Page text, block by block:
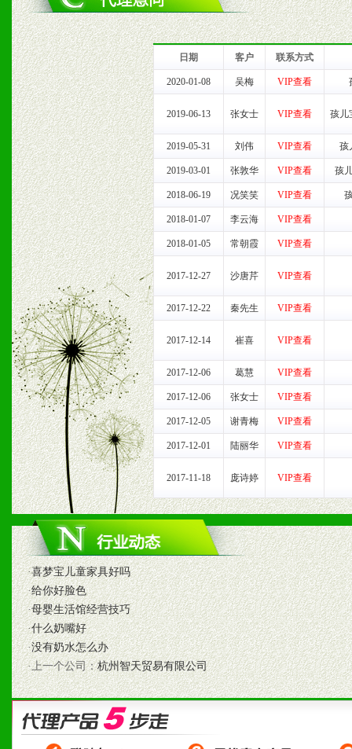
1、完善的信息服务咨询中
我们将及时回复您的疑问。
2、售后服务：突发性产品
以及时受理记录并合理妥
3、我们时刻整理各区销售
时收编销售效果显着的案
七、招商代理（全国各地）
1、认同我们的经营理念。
2、具备较好商业信誉和资
3、具备区域内良好的终端
4、具备一定业务团队能力
道，医药渠道并为之提供
5、具备较强的市场操作意
八、品牌产品
1、不断提升品牌的知名度
2、不断开创新产品不断满
化。
九、加盟优势
1、广告企划支持：产品手
日期 客户 联系方式
2020-01-08 吴梅 VIP查看
2019-06-13 张女士 VIP查看 孩儿
2019-05-31 刘伟 VIP查看 孩
2019-03-01 张敦华 VIP查看 孩
2018-06-19 况笑笑 VIP查看
2018-01-07 李云海 VIP查看
2018-01-05 常朝霞 VIP查看
2017-12-27 沙唐芹 VIP查看
2017-12-22 秦先生 VIP查看
2017-12-14 崔喜 VIP查看
2017-12-06 葛慧 VIP查看
2017-12-06 张女士 VIP查看
2017-12-05 谢青梅 VIP查看
2017-12-01 陆丽华 VIP查看
2017-11-18 庞诗婷 VIP查看
·喜梦宝儿童家具好吗
·给你好脸色
·母婴生活馆经营技巧
·什么奶嘴好
·没有奶水怎么办
·上一个公司：杭州智天贸易有限公司